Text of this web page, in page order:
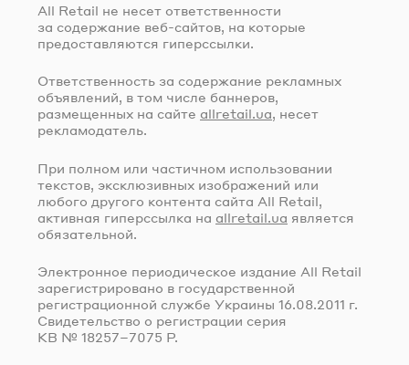
All Retail не несет ответственности
за содержание веб-сайтов, на которые
предоставляются гиперссылки.
Ответственность за содержание рекламных
объявлений, в том числе баннеров,
размещенных на сайте allretail.ua, несет
рекламодатель.
При полном или частичном использовании
текстов, эксклюзивных изображений или
любого другого контента сайта All Retail,
активная гиперссылка на allretail.ua является
обязательной.
Электронное периодическое издание All Retail
зарегистрировано в государственной
регистрационной службе Украины 16.08.2011 г.
Свидетельство о регистрации серия
КВ № 18257–7075 Р.